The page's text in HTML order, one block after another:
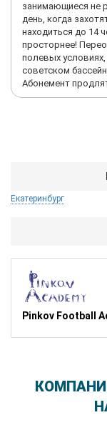
занимающиеся не
день, когда
находиться до 14
просторнее!
полевых
советском
Абонемент
Екатеринбург
Pinkov Football